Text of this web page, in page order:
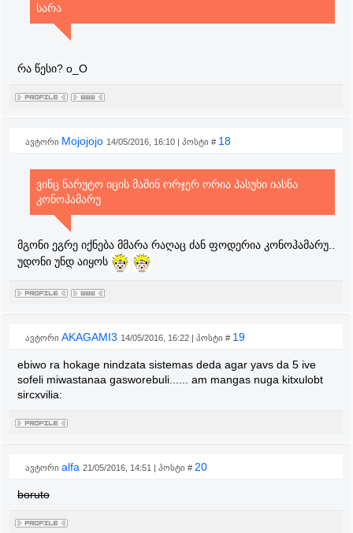
სარა
რა წესი? o_O
ავტორი Mojojojo 14/05/2016, 16:10 | პოსტი # 18
ვინც ნარუტო იცის მაშინ ორჯერ ორია პასუხი იასნა
კონოჰამარუ
მგონი ეგრე იქნება მმარა რაღაც ძან ფოდერია კონოჰამარუ..
უდონი უნდ აიყოს
ავტორი AKAGAMI3 14/05/2016, 16:22 | პოსტი # 19
ebiwo ra hokage nindzata sistemas deda agar yavs da 5 ive
sofeli miwastanaa gasworebuli...... am mangas nuga kitxulobt
sircxvilia:
ავტორი alfa 21/05/2016, 14:51 | პოსტი # 20
boruto